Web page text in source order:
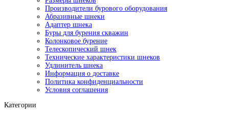
Производители бурового оборудования
Абразивные шнеки
Адаптер шнека
Буры для бурения скважин
Колонковое бурение
Телескопический шнек
Технические характеристики шнеков
Удлинитель шнека
Информация о доставке
Политика конфиденциальности
Условия соглашения
Категории